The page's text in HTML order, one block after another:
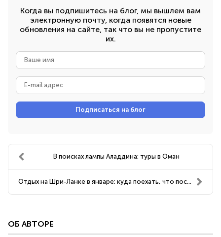
Когда вы подпишитесь на блог, мы вышлем вам
электронную почту, когда появятся новые
обновления на сайте, так что вы не пропустите
их.
адрес
Подписаться на блог
В поисках лампы Аладдина: туры в Оман
Отдых на Шри-Ланке в январе: куда поехать, что пос...
ОБ АВТОРЕ